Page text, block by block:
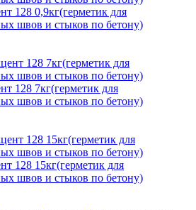
128 0,9кг(герметик для
швов и стыков по бетону)
128 7кг(герметик для
швов и стыков по бетону)
128 15кг(герметик для
швов и стыков по бетону)